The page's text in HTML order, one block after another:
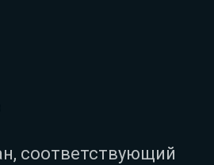
соответствующий